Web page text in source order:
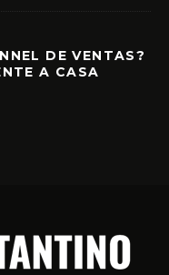
DE VENTAS?
A CASA